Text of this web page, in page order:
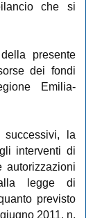
che si
presente
dei fondi
Emilia-
la
interventi di
autorizzazioni
legge di
previsto
2011, n.